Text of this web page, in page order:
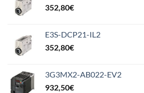
352,80€
E3S-DCP21-IL2
352,80€
3G3MX2-AB022-EV2
932,50€